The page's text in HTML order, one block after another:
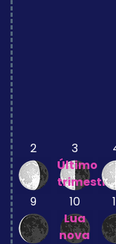
2
3
Último
trimestre
9
10
Lua
nova